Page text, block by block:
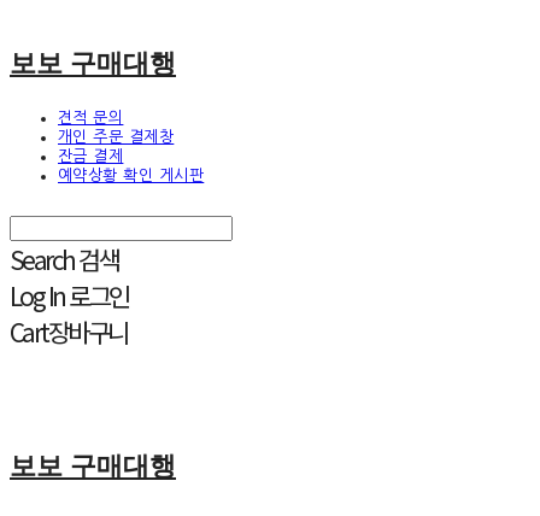
보보 구매대행
견적 문의
개인 주문 결제창
잔금 결제
예약상황 확인 게시판
Search검색
Log In로그인
Cart장바구니
보보 구매대행